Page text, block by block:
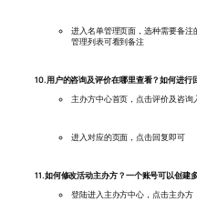
进入名单管理页面，选种需要备
管理列表可看到备注
10.用户的咨询及评价在哪里查看？如何进行
主办方中心首页，点击评价及咨询
进入对应的页面，点击回复即可
11.如何修改活动主办方？一个账号可以创建
登陆进入主办方中心，点击主办方